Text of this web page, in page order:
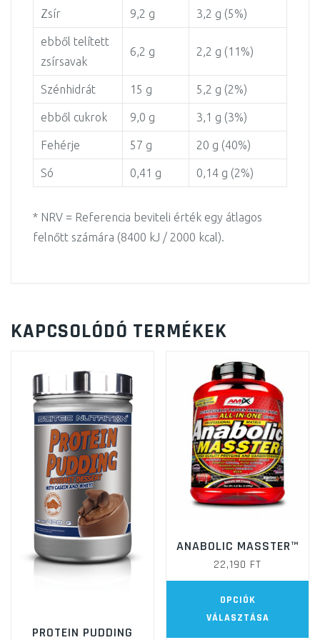
Zsír 9,2 g 3,2 g (5%)
ebből telített
zsírsavak
6,2 g 2,2 g (11%)
Szénhidrát 15 g 5,2 g (2%)
ebből cukrok 9,0 g 3,1 g (3%)
Fehérje 57 g 20 g (40%)
Só 0,41 g 0,14 g (2%)
* NRV = Referencia beviteli érték egy átlagos
felnőtt számára (8400 kJ / 2000 kcal).
KAPCSOLÓDÓ TERMÉKEK
PROTEIN PUDDING
ANABOLIC MASSTER™
22,190 FT
OPCIÓK
VÁLASZTÁSA